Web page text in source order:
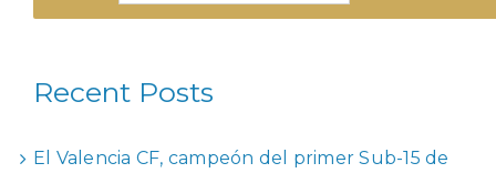
Recent Posts
El Valencia CF, campeón del primer Sub-15 de